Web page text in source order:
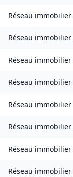
Réseau immobilier
Réseau immobilier
Réseau immobilier
Réseau immobilier
Réseau immobilier
Réseau immobilier
Réseau immobilier
Réseau immobilier